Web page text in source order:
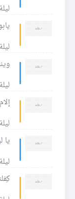
ليلة 6 محرم
ليلة 7 محرم
ليلة 8 محرم
ليلة 9 محرم
يا
ليلة 10 محرم